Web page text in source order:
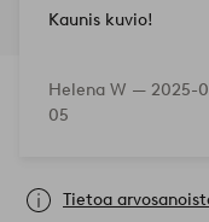
Kaunis kuvio!
Helena W — 2025-
05
Tietoa